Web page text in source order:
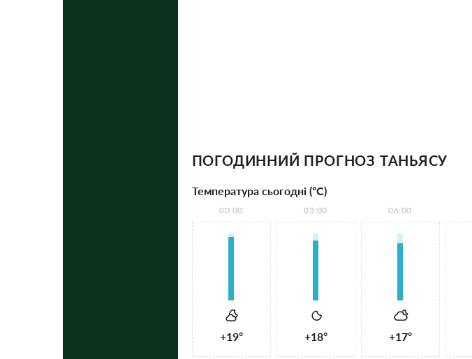
ПОГОДИННИЙ ПРОГНОЗ ТАНЬЯСУ
Температура сьогодні (°С)
00:00
+19°
03:00
+18°
06:00
+17°